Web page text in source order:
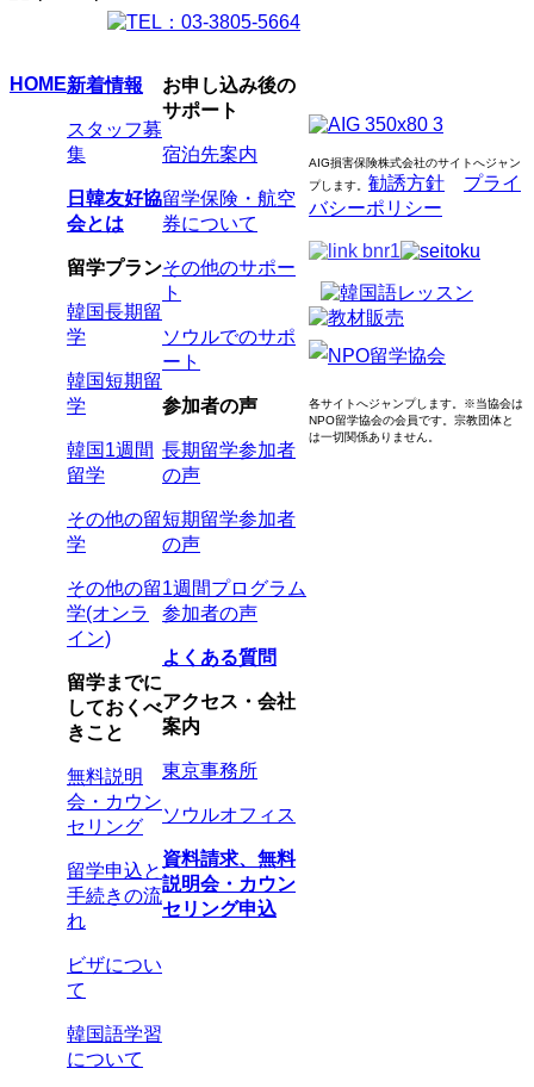
HOME新着情報
スタッフ募
集
日韓友好協
会とは
留学プラン
韓国長期留
学
韓国短期留
学
韓国1週間
留学
その他の留
学
その他の留
学(オンラ
イン)
留学までに
しておくべ
きこと
無料説明
会・カウン
セリング
留学申込と
手続きの流
れ
ビザについ
て
韓国語学習
について
お申し込み後の
サポート
宿泊先案内
留学保険・航空
券について
その他のサポー
ト
ソウルでのサポ
ート
参加者の声
長期留学参加者
の声
短期留学参加者
の声
1週間プログラム
参加者の声
よくある質問
アクセス・会社
案内
東京事務所
ソウルオフィス
資料請求、無料
説明会・カウン
セリング申込
AIG損害保険株式会社のサイトへジャン
プします
勧誘方針
プライ
バシーポリシー
各サイトへジャンプします。 ※当協会は
NPO留学協会の会員です。 宗教団体と
は一切関係ありません。